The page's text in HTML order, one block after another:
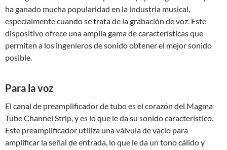
ha ganado mucha popularidad en la industria musical,
especialmente cuando se trata de la grabación de voz. Este
dispositivo ofrece una amplia gama de características que
permiten a los ingenieros de sonido obtener el mejor sonido
posible.
Para la voz
El canal de preamplificador de tubo es el corazón del Magma
Tube Channel Strip, y es lo que le da su sonido característico.
Este preamplificador utiliza una válvula de vacío para
amplificar la señal de entrada, lo que le da un tono cálido y